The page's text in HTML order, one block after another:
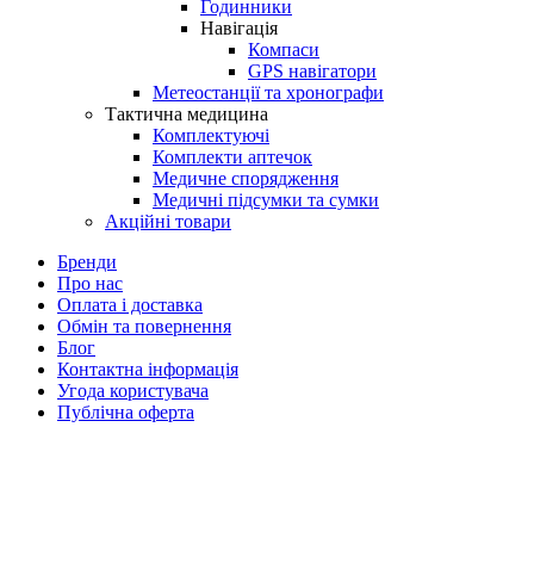
Годинники
Навігація
Компаси
GPS навігатори
Метеостанції та хронографи
Тактична медицина
Комплектуючі
Комплекти аптечок
Медичне спорядження
Медичні підсумки та сумки
Акційні товари
Бренди
Про нас
Оплата і доставка
Обмін та повернення
Блог
Контактна інформація
Угода користувача
Публічна оферта